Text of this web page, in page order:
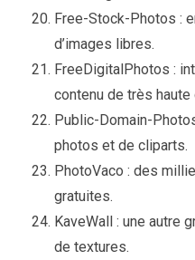
Free-Stock-Photos :
d’images libres.
FreeDigitalPhotos :
contenu de très haute
Public-Domain-
photos et de cliparts.
PhotoVaco : des
gratuites.
KaveWall : une autre
de textures.